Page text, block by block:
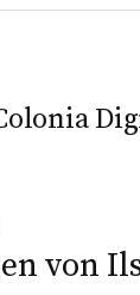
von